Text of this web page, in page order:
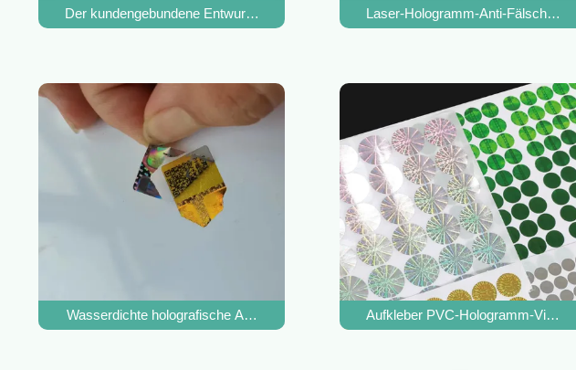
Der kundengebundene Entwurf, der Hologramm SGS druckt, genehmigte die
Laser-Hologramm-Anti-
Wasserdichte holografische Anti-Fälschungs-AufkleberfolieAufkleber PVC-Hologramm-